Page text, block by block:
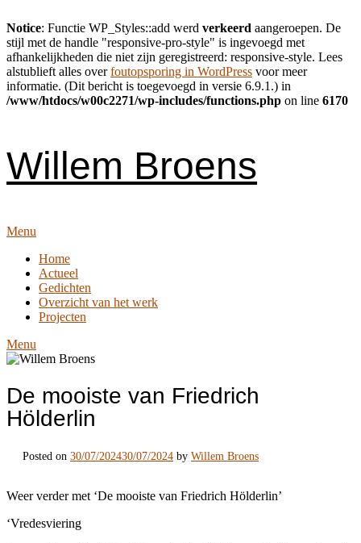
Notice: Functie WP_Styles::add werd verkeerd aangeroepen. De
stijl met de handle "responsive-pro-style" is ingevoegd met
afhankelijkheden die niet zijn geregistreerd: responsive-style. Lees
alstublieft alles overfoutopsporing in WordPress voor meer
informatie. (Dit bericht is toegevoegd in versie 6.9.1.) in
/www/htdocs/w00c2271/wp-includes/functions.php on line 6170
Willem Broens
Menu
Home
Actueel
Gedichten
Overzicht van het werk
Projecten
Menu
De mooiste van Friedrich
Hölderlin
Posted on 30/07/202430/07/2024 by Willem Broens
Weer verder met ‘De mooiste van Friedrich Hölderlin’
‘Vredesviering